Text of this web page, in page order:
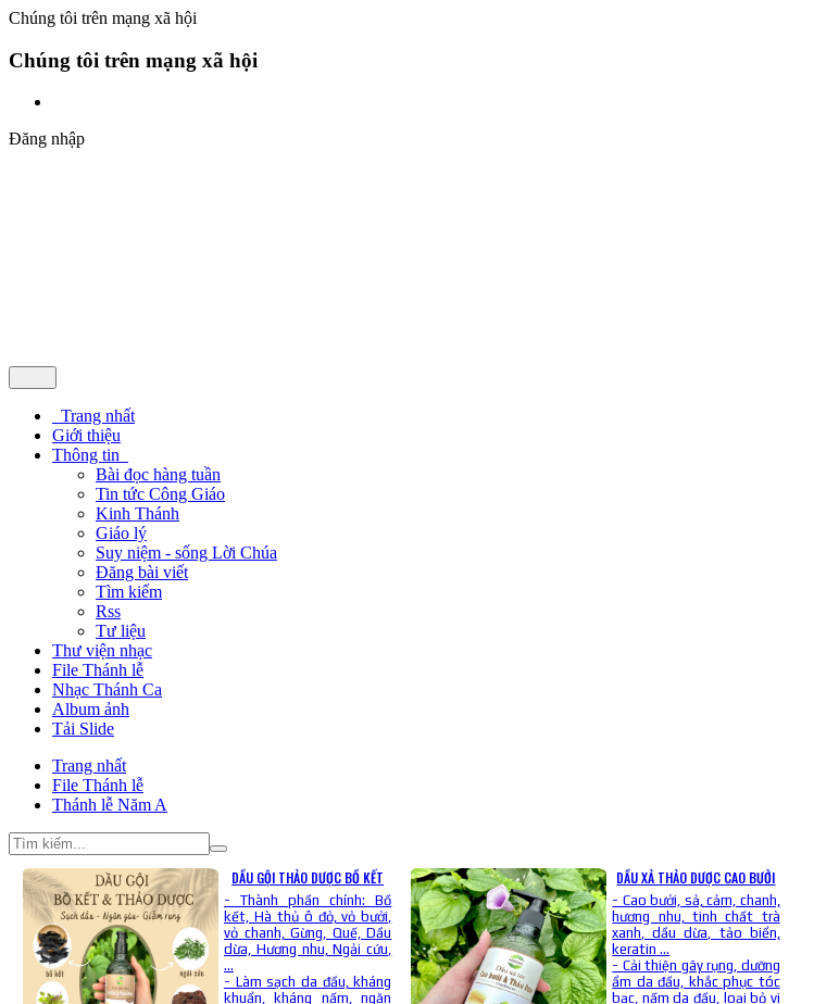
Chúng tôi trên mạng xã hội
Chúng tôi trên mạng xã hội
Đăng nhập
Trang nhất
Giới thiệu
Thông tin
Bài đọc hàng tuần
Tin tức Công Giáo
Kinh Thánh
Giáo lý
Suy niệm - sống Lời Chúa
Đăng bài viết
Tìm kiếm
Rss
Tư liệu
Thư viện nhạc
File Thánh lễ
Nhạc Thánh Ca
Album ảnh
Tải Slide
Trang nhất
File Thánh lễ
Thánh lễ Năm A